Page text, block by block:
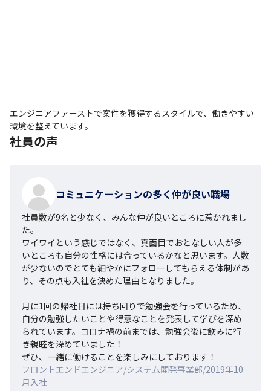
エンジニアファーストで案件を獲得するスタイルで、働きやすい
環境を整えています。
社員の声
コミュニケーションの多く仲が良い職場
社員数が9名と少なく、みんな仲が良いところに惹かれまし
た。
ワイワイという感じではなく、真面目でおとなしい人が多
いところも自分の性格には合っているかなと思います。人数
が少ないのでとても細やかにフォローしてもらえる体制があ
り、その点も入社を決めた理由となりました。
月に1回の帰社日には持ち回りで勉強会を行っているため、
自分の勉強したいことや得意なことを発表して学びを深め
られています。コロナ禍の前までは、勉強会後に飲みに行
き親睦を深めていました！
ぜひ、一緒に働けることを楽しみにしております！
フロントエンドエンジニア/システム開発事業部/2019年10
月入社